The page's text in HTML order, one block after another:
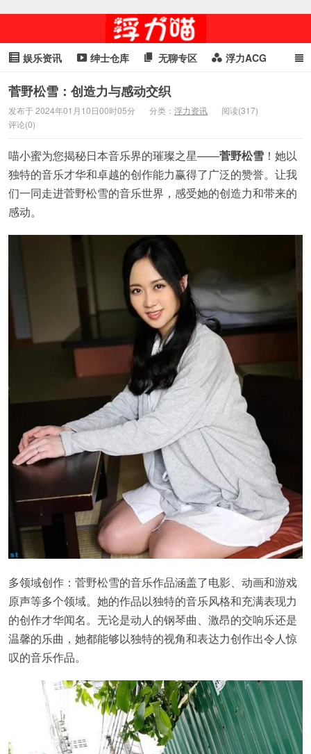
娱乐资讯 绅士仓库 无聊专区 浮力ACG
浮力GIF 明星头条 浮力资讯 头条女神
cosplay
菅野松雪：创造力与感动交织
发布于 2024年01月10日00时05分 分类： 浮力资讯
阅读(317)
评论(0)
喵小蜜为您揭秘日本音乐界的璀璨之星——菅野松雪 ！她以
独特的音乐才华和卓越的创作能力赢得了广泛的赞誉。让我
们一同走进菅野松雪的音乐世界，感受她的创造力和带来的
感动。
多领域创作：菅野松雪的音乐作品涵盖了电影、动画和游戏
原声等多个领域。她的作品以独特的音乐风格和充满表现力
的创作才华闻名。无论是动人的钢琴曲、激昂的交响乐还是
温馨的乐曲，她都能够以独特的视角和表达力创作出令人惊
叹的音乐作品。